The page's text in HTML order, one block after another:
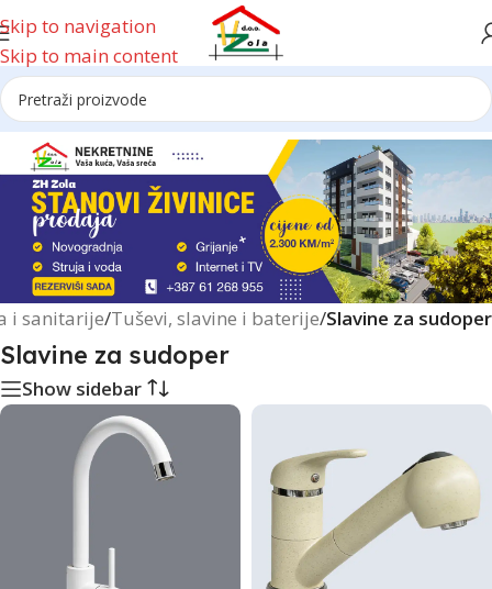
Skip to navigation
Skip to main content
Reklama
i sanitarije/Tuševi, slavine i baterije/Slavine za sudoper
Slavine za sudoper
Show sidebar